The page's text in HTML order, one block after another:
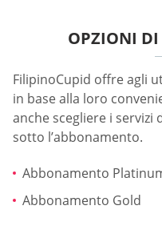
OPZIONI
FilipinoCupid offre agli
in base alla loro
anche scegliere i
sotto l’abbonamento.
Abbonamento
Abbonamento Gold